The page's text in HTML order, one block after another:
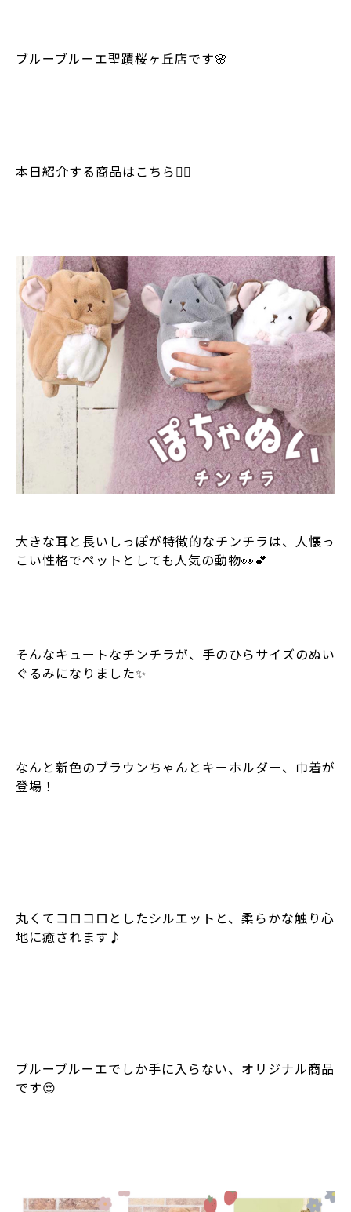
ブルーブルーエ聖蹟桜ヶ丘店です🌸
本日紹介する商品はこちら💁‍♀️
大きな耳と長いしっぽが特徴的なチンチラは、人懐っ
こい性格でペットとしても人気の動物👀💕
そんなキュートなチンチラが、手のひらサイズのぬい
ぐるみになりました✨
なんと新色のブラウンちゃんとキーホルダー、巾着が
登場！
丸くてコロコロとしたシルエットと、柔らかな触り心
地に癒されます♪
ブルーブルーエでしか手に入らない、オリジナル商品
です😍